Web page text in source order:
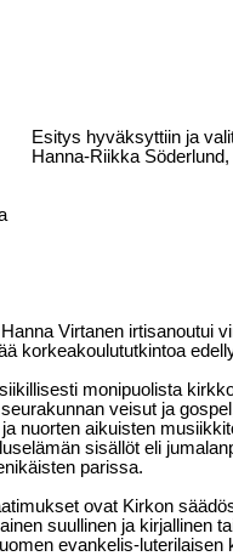
Esitys hyväksyttiin ja
Hanna-Riikka
Virtanen irtisanoutui
korkeakoulututkintoa
monipuolista
veisut ja
nuorten aikuisten
sisällöt eli
parissa.
ovat Kirkon
suullinen ja kirjallinen
evankelis-luterilaisen